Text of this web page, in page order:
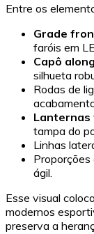
Entre os
Grade
faróis em
Capô
silhueta
Rodas de
tampa do
Linhas
Proporções
ágil.
Esse visual
modernos
preserva a